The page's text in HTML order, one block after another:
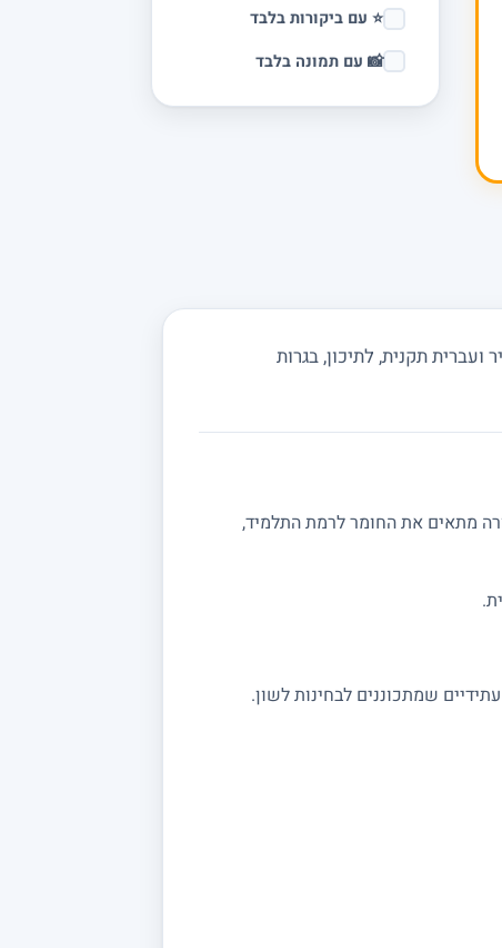
⭐ עם ביקורות בלבד
📸 עם תמונה בלבד
תקנית, לתיכון, בגרות
מתאים את החומר לרמת התלמיד,
שמתכוננים לבחינות לשון.